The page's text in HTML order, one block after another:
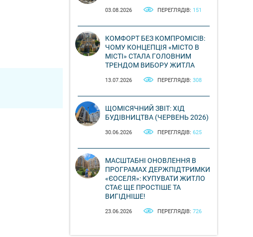
03.08.2026 ПЕРЕГЛЯДІВ: 151
КОМФОРТ БЕЗ КОМПРОМІСІВ:
ЧОМУ КОНЦЕПЦІЯ «МІСТО В
МІСТІ» СТАЛА ГОЛОВНИМ
ТРЕНДОМ ВИБОРУ ЖИТЛА
13.07.2026 ПЕРЕГЛЯДІВ: 308
ЩОМІСЯЧНИЙ ЗВІТ: ХІД
БУДІВНИЦТВА (ЧЕРВЕНЬ 2026)
30.06.2026 ПЕРЕГЛЯДІВ: 625
МАСШТАБНІ ОНОВЛЕННЯ В
ПРОГРАМАХ ДЕРЖПІДТРИМКИ
«ЄОСЕЛЯ»: КУПУВАТИ ЖИТЛО
СТАЄ ЩЕ ПРОСТІШЕ ТА
ВИГІДНІШЕ!
23.06.2026 ПЕРЕГЛЯДІВ: 726